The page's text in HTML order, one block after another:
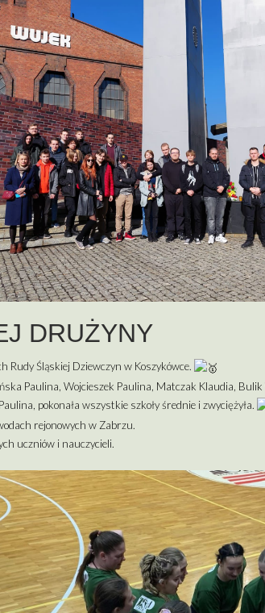
DRUŻYNY
Rudy Śląskiej Dziewczyn w Koszykówce.
Paulina, Wojcieszek Paulina, Matczak Klaudia, Bulik
pokonała wszystkie szkoły średnie i zwyciężyła.
rejonowych w Zabrzu.
uczniów i nauczycieli.